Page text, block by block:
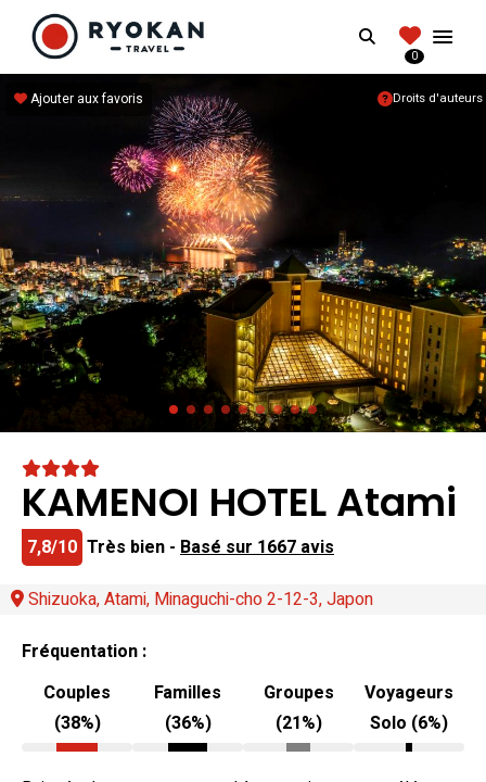
RYOKANTRAVEL
Vivez l'expérience authentique d'un Ryokan
Search
0
Droits d'auteurs
Ajouter aux favoris
KAMENOI HOTEL Atami
7,8/10 Très bien - Basé sur 1667 avis
Shizuoka, Atami, Minaguchi-cho 2-12-3, Japon
Fréquentation :
Couples
(38%)
Familles
(36%)
Groupes
(21%)
Voyageurs
Solo (6%)